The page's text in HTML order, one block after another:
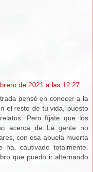
de 2021 a las 12:27
pensé en conocer a la
el resto de tu vida, puesto
Pero fíjate que los
acerca de La gente no
con esa abuela muerta
cautivado totalmente.
que puedo ir alternando